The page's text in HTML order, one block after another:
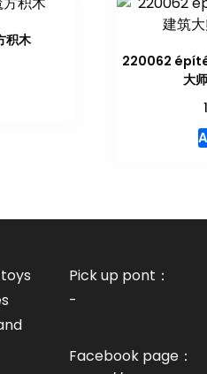
积木
220062
大
Pick up pont：
-
Facebook page：